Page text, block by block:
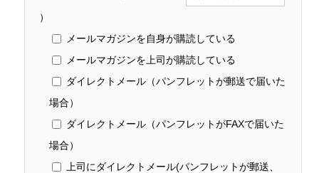
）
メールマガジンを自身が購読している
メールマガジンを上司が購読している
ダイレクトメール（パンフレットが郵送で届いた
場合）
ダイレクトメール（パンフレットがFAXで届いた
場合）
上司にダイレクトメール(パンフレットが郵送、